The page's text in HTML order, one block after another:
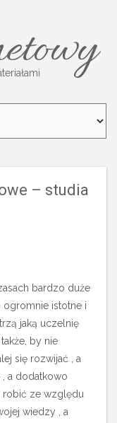
– studia
bardzo duże
ogromnie istotne i
jaką uczelnię
by nie
się rozwijać , a
a dodatkowo
robić ze względu
wiedzy , a